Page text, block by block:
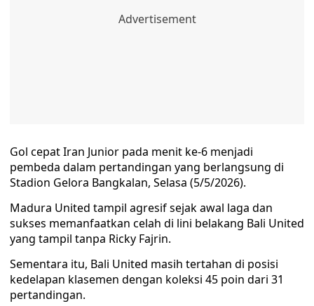
Gol cepat Iran Junior pada menit ke-6 menjadi
pembeda dalam pertandingan yang berlangsung di
Stadion Gelora Bangkalan, Selasa (5/5/2026).
Madura United tampil agresif sejak awal laga dan
sukses memanfaatkan celah di lini belakang Bali United
yang tampil tanpa Ricky Fajrin.
Sementara itu, Bali United masih tertahan di posisi
kedelapan klasemen dengan koleksi 45 poin dari 31
pertandingan.